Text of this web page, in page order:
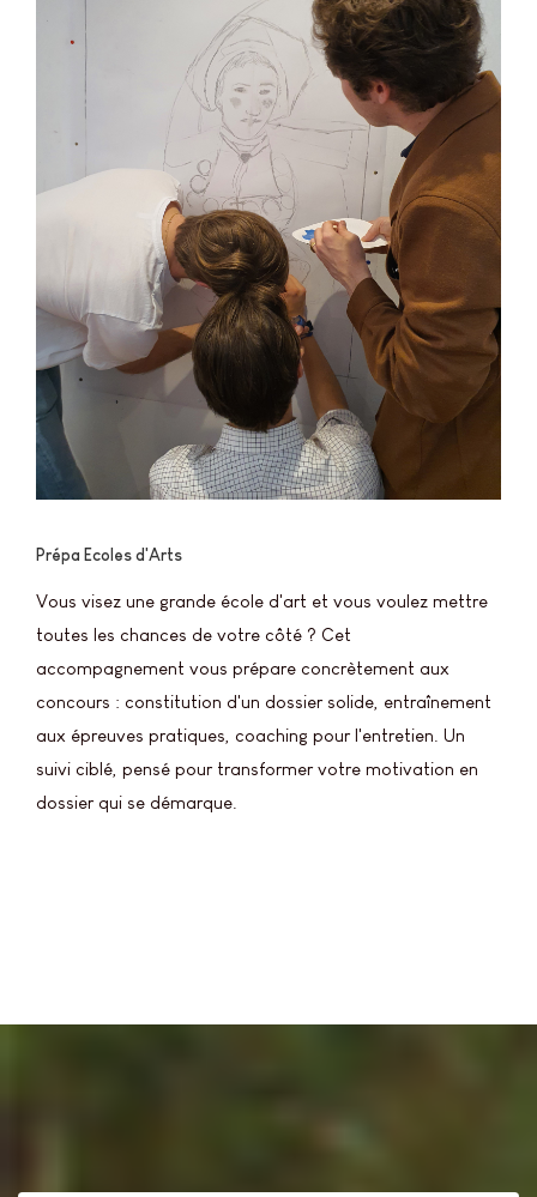
Prépa Ecoles d'Arts
Vous visez une grande école d'art et vous voulez mettre
toutes les chances de votre côté ? Cet
accompagnement vous prépare concrètement aux
concours : constitution d'un dossier solide, entraînement
aux épreuves pratiques, coaching pour l'entretien. Un
suivi ciblé, pensé pour transformer votre motivation en
dossier qui se démarque.